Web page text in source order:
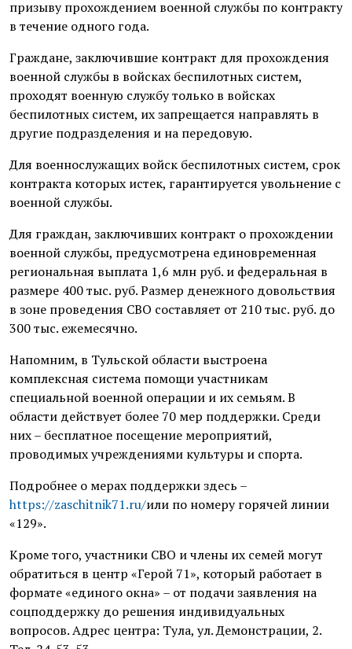
призыву прохождением военной службы по контракту
в течение одного года.
Граждане, заключившие контракт для прохождения
военной службы в войсках беспилотных систем,
проходят военную службу только в войсках
беспилотных систем, их запрещается направлять в
другие подразделения и на передовую.
Для военнослужащих войск беспилотных систем, срок
контракта которых истек, гарантируется увольнение с
военной службы.
Для граждан, заключивших контракт о прохождении
военной службы, предусмотрена единовременная
региональная выплата 1,6 млн руб. и федеральная в
размере 400 тыс. руб. Размер денежного довольствия
в зоне проведения СВО составляет от 210 тыс. руб. до
300 тыс. ежемесячно.
Напомним, в Тульской области выстроена
комплексная система помощи участникам
специальной военной операции и их семьям. В
области действует более 70 мер поддержки. Среди
них – бесплатное посещение мероприятий,
проводимых учреждениями культуры и спорта.
Подробнее о мерах поддержки здесь –
https://zaschitnik71.ru/или по номеру горячей линии
«129».
Кроме того, участники СВО и члены их семей могут
обратиться в центр «Герой 71», который работает в
формате «единого окна» – от подачи заявления на
соцподдержку до решения индивидуальных
вопросов. Адрес центра: Тула, ул. Демонстрации, 2.